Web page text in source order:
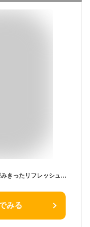
ハミング 消臭実感 柔軟剤 自動投入専用 澄みきったリフレッシュグリーンの香り(700ml*2袋セット)【ハミング】
みる